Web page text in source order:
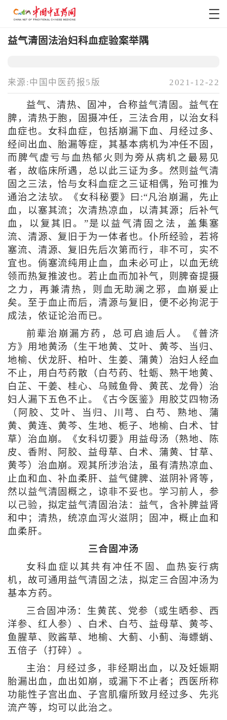
益气清固法治妇科血症验案举隅
来源:中国中医药报5版 2021-12-22
益气、清热、固冲，合称益气清固。益气在
脾，清热于胞，固摄冲任，三法合用，以治女科
血症也。女科血症，包括崩漏下血、月经过多、
经间出血、胎漏等症，其基本病机为冲任不固，
而脾气虚亏与血热郁火则为旁从病机之最易见
者，故临床所遇，总以此三证为多。然则益气清
固之三法，恰与女科血症之三证相偶，殆可推为
通治之法欤。《女科秘要》曰:“凡治崩漏，先止
血，以塞其流；次清热凉血，以清其源；后补气
血，以复其旧。”是以益气清固之法，盖集塞
流、清源、复旧于为一体者也。仆所经验，若将
塞流、清源、复旧先后次第而行，非不可，实不
宜也。倘塞流纯用止血，血未必可止，以血无统
领而热复推波也。若止血而加补气，则脾奋提摄
之力，再兼清热，则血无助澜之邪，血崩爰止
矣。至于血止而后，清源与复旧，便不必拘泥于
成法，依证论治而已。
前辈治崩漏方药，总可启迪后人。《普济
方》用地黄汤（生干地黄、艾叶、黄芩、当归、
地榆、伏龙肝、柏叶、生姜、蒲黄）治妇人经血
不止，用白芍药散（白芍药、牡蛎、熟干地黄、
白芷、干姜、桂心、乌贼鱼骨、黄芪、龙骨）治
妇人漏下五色不止。《古今医鉴》用胶艾四物汤
（阿胶、艾叶、当归、川芎、白芍、熟地、蒲
黄、黄连、黄芩、生地、栀子、地榆、白术、甘
草）治血崩。《女科切要》用益母汤（熟地、陈
皮、香附、阿胶、益母草、白术、蒲黄、甘草、
黄芩）治血崩。观其所涉治法，虽有清热凉血、
止血和血、补血柔肝、益气健脾、滋阴补肾等，
然以益气清固概之，谅非不妥也。学习前人，参
以己验，拟定益气清固治法：益气，含补脾益肾
和中；清热，统凉血泻火滋阴；固冲，概止血和
血柔肝。
三合固冲汤
女科血症以其共有冲任不固、血热妄行病
机，故可通用益气清固之法，拟定三合固冲汤为
基本方药。
三合固冲汤：生黄芪、党参（或生晒参、西
洋参、红人参）、白术、白芍、益母草、黄芩、
鱼腥草、败酱草、地榆、大蓟、小蓟、海螵蛸、
五倍子（打碎）。
主治：月经过多，非经期出血，以及妊娠期
胎漏出血，血出如崩，或漏下不止者；西医所称
功能性子宫出血、子宫肌瘤所致月经过多、先兆
流产等，均可以此治之。